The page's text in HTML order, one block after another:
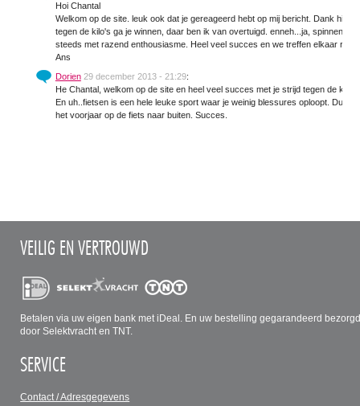
Hoi Chantal
Welkom op de site. leuk ook dat je gereageerd hebt op mij bericht. Dank
tegen de kilo's ga je winnen, daar ben ik van overtuigd. enneh...ja, spinnen is
steeds met razend enthousiasme. Heel veel succes en we treffen elkaar
Ans
Dorien 29 december 2013 - 21:29:
He Chantal, welkom op de site en heel veel succes met je strijd tegen de
En uh..fietsen is een hele leuke sport waar je weinig blessures oploopt. Dus
het voorjaar op de fiets naar buiten. Succes.
VEILIG EN VERTROUWD
Betalen via uw eigen bank met iDeal. En uw bestelling gegarandeerd
door Selektvracht en TNT.
SERVICE
Contact / Adresgegevens